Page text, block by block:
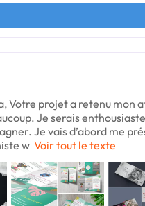
Votre projet a retenu mon
Je serais
Je vais d’abord me
w Voir tout le texte